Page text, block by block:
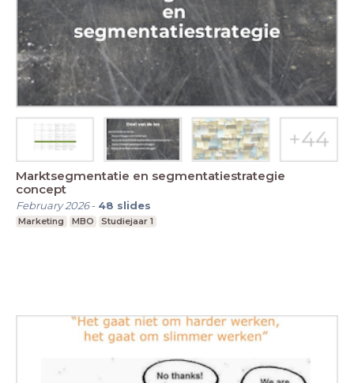
Marktsegmentatie en segmentatiestrategie
concept
February 2026- 48 slides
Marketing MBO Studiejaar 1